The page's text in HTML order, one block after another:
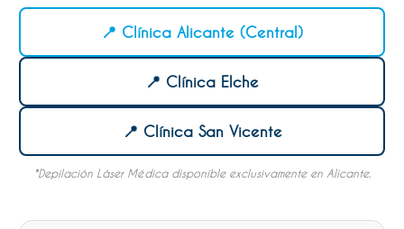
📍 Clínica Alicante (Central)
📍 Clínica Elche
📍 Clínica San Vicente
*Depilación Láser Médica disponible exclusivamente en Alicante.